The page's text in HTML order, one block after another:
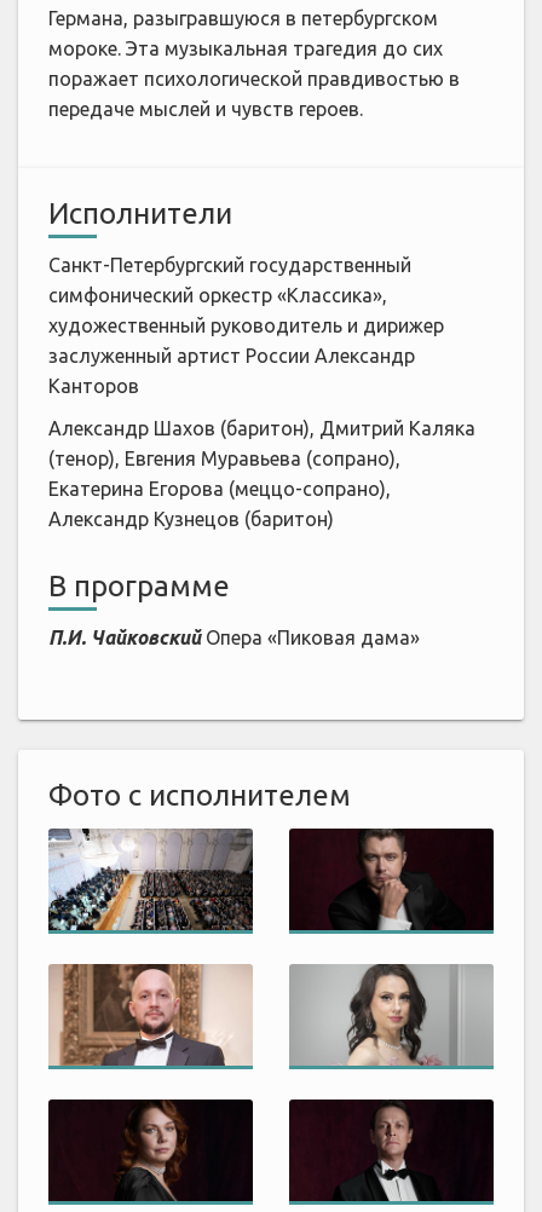
Германа, разыгравшуюся в петербургском
мороке. Эта музыкальная трагедия до сих
поражает психологической правдивостью в
передаче мыслей и чувств героев.
Исполнители
Санкт-Петербургский государственный
симфонический оркестр «Классика»,
художественный руководитель и дирижер
заслуженный артист России Александр
Канторов
Александр Шахов (баритон), Дмитрий Каляка
(тенор), Евгения Муравьева (сопрано),
Екатерина Егорова (меццо-сопрано),
Александр Кузнецов (баритон)
В программе
П.И. ЧайковскийОпера «Пиковая дама»
Фото с исполнителем